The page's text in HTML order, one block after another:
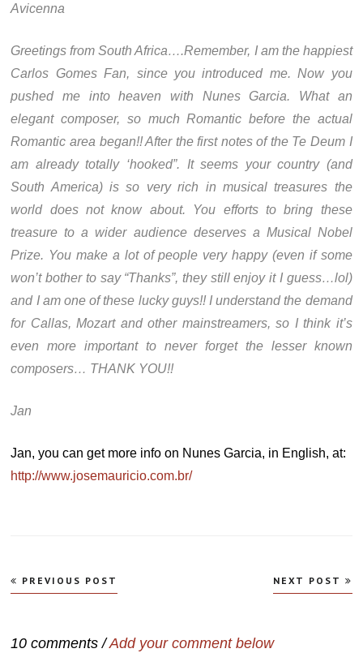
Avicenna
Greetings from South Africa….Remember, I am the happiest
Carlos Gomes Fan, since you introduced me. Now you
pushed me into heaven with Nunes Garcia. What an
elegant composer, so much Romantic before the actual
Romantic area began!! After the first notes of the Te Deum I
am already totally ‘hooked”. It seems your country (and
South America) is so very rich in musical treasures the
world does not know about. You efforts to bring these
treasure to a wider audience deserves a Musical Nobel
Prize. You make a lot of people very happy (even if some
won’t bother to say “Thanks”, they still enjoy it I guess…lol)
and I am one of these lucky guys!! I understand the demand
for Callas, Mozart and other mainstreamers, so I think it’s
even more important to never forget the lesser known
composers… THANK YOU!!
Jan
Jan, you can get more info on Nunes Garcia, in English, at:
http://www.josemauricio.com.br/
Navegação
de
PREVIOUS POST NEXT POST
10 comments /Add your comment below